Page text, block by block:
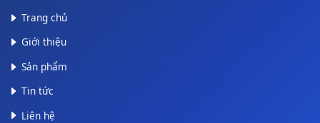
Trang chủ
Giới thiệu
Sản phẩm
Tin tức
Liên hệ